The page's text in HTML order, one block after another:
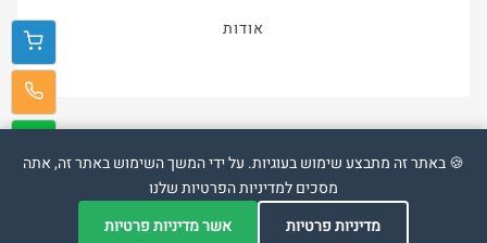
אודות
🍪 באתר זה מתבצע שימוש בעוגיות. על ידי המשך השימוש באתר זה, אתה
מסכים למדיניות הפרטיות שלנו
מדיניות פרטיות
אשר מדיניות פרטיותאתר זה פותח על מערכתVeriou